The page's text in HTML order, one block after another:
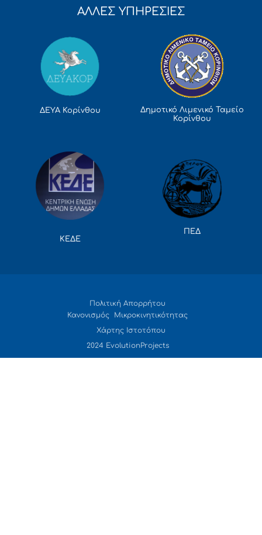
ΑΛΛΕΣ ΥΠΗΡΕΣΙΕΣ
ΔΕΥΑ Κορίνθου
Δημοτικό Λιμενικό Ταμείο
Κορίνθου
ΚΕΔΕ
ΠΕΔ
Πολιτική Απορρήτου
Κανονισμός Μικροκινητικότητας
Χάρτης Ιστοτόπου
2024 EvolutionProjects